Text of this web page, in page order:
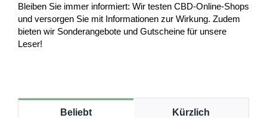
Bleiben Sie immer informiert: Wir testen CBD-Online-Shops
und versorgen Sie mit Informationen zur Wirkung. Zudem
bieten wir Sonderangebote und Gutscheine für unsere
Leser!
Beliebt Kürzlich